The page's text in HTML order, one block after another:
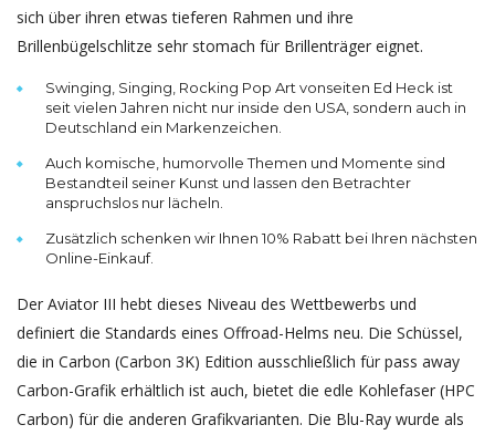
sich über ihren etwas tieferen Rahmen und ihre
Brillenbügelschlitze sehr stomach für Brillenträger eignet.
Swinging, Singing, Rocking Pop Art vonseiten Ed Heck ist
seit vielen Jahren nicht nur inside den USA, sondern auch in
Deutschland ein Markenzeichen.
Auch komische, humorvolle Themen und Momente sind
Bestandteil seiner Kunst und lassen den Betrachter
anspruchslos nur lächeln.
Zusätzlich schenken wir Ihnen 10% Rabatt bei Ihren nächsten
Online-Einkauf.
Der Aviator III hebt dieses Niveau des Wettbewerbs und
definiert die Standards eines Offroad-Helms neu. Die Schüssel,
die in Carbon (Carbon 3K) Edition ausschließlich für pass away
Carbon-Grafik erhältlich ist auch, bietet die edle Kohlefaser (HPC
Carbon) für die anderen Grafikvarianten. Die Blu-Ray wurde als